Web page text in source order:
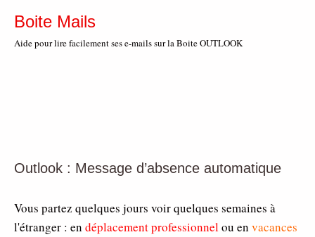
Boite Mails
Aide pour lire facilement ses e-mails sur la Boite OUTLOOK
Outlook : Message d’absence automatique
Vous partez quelques jours voir quelques semaines à
l'étranger : en déplacement professionnelou en vacances